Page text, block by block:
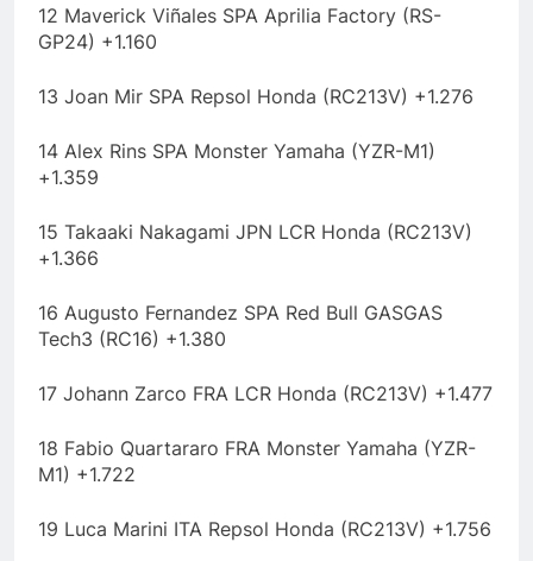
12 Maverick Viñales SPA Aprilia Factory (RS-
GP24) +1.160
13 Joan Mir SPA Repsol Honda (RC213V) +1.276
14 Alex Rins SPA Monster Yamaha (YZR-M1)
+1.359
15 Takaaki Nakagami JPN LCR Honda (RC213V)
+1.366
16 Augusto Fernandez SPA Red Bull GASGAS
Tech3 (RC16) +1.380
17 Johann Zarco FRA LCR Honda (RC213V) +1.477
18 Fabio Quartararo FRA Monster Yamaha (YZR-
M1) +1.722
19 Luca Marini ITA Repsol Honda (RC213V) +1.756